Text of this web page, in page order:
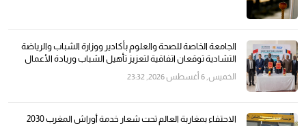
الجامعة الخاصة للصحة والعلوم بأكادير ووزارة الشباب والرياضة
التشادية توقعان اتفاقية لتعزيز تأهيل الشباب وريادة الأعمال
الخميس, 6 أغسطس 2026, 23:32
الاحتفاء بمغاربة العالم تحت شعار خدمة أوراش المغرب 2030